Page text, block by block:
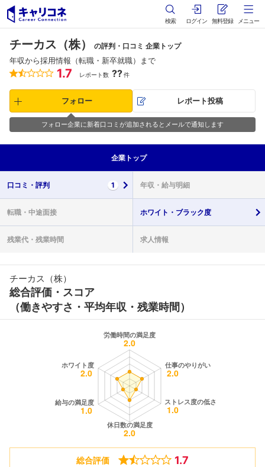
検索 ログイン 無料登録 メニュー
チーカス（株） の評判・口コミ 企業トップ
年収から採用情報（転職・新卒就職）まで
1.7 レポート数 ??件
フォロー レポート投稿
フォロー企業に新着口コミが追加されるとメールで通知します
企業 トップ
口コミ・ 評判 1 年収・ 給与明細
転職・ 中途面接 ホワイト・ ブラック度
残業代・ 残業時間 求人情報
チーカス（株）
総合評価・スコア
（働きやすさ・平均年収・残業時間）
総合評価 1.7